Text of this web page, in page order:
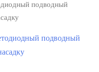
подводный